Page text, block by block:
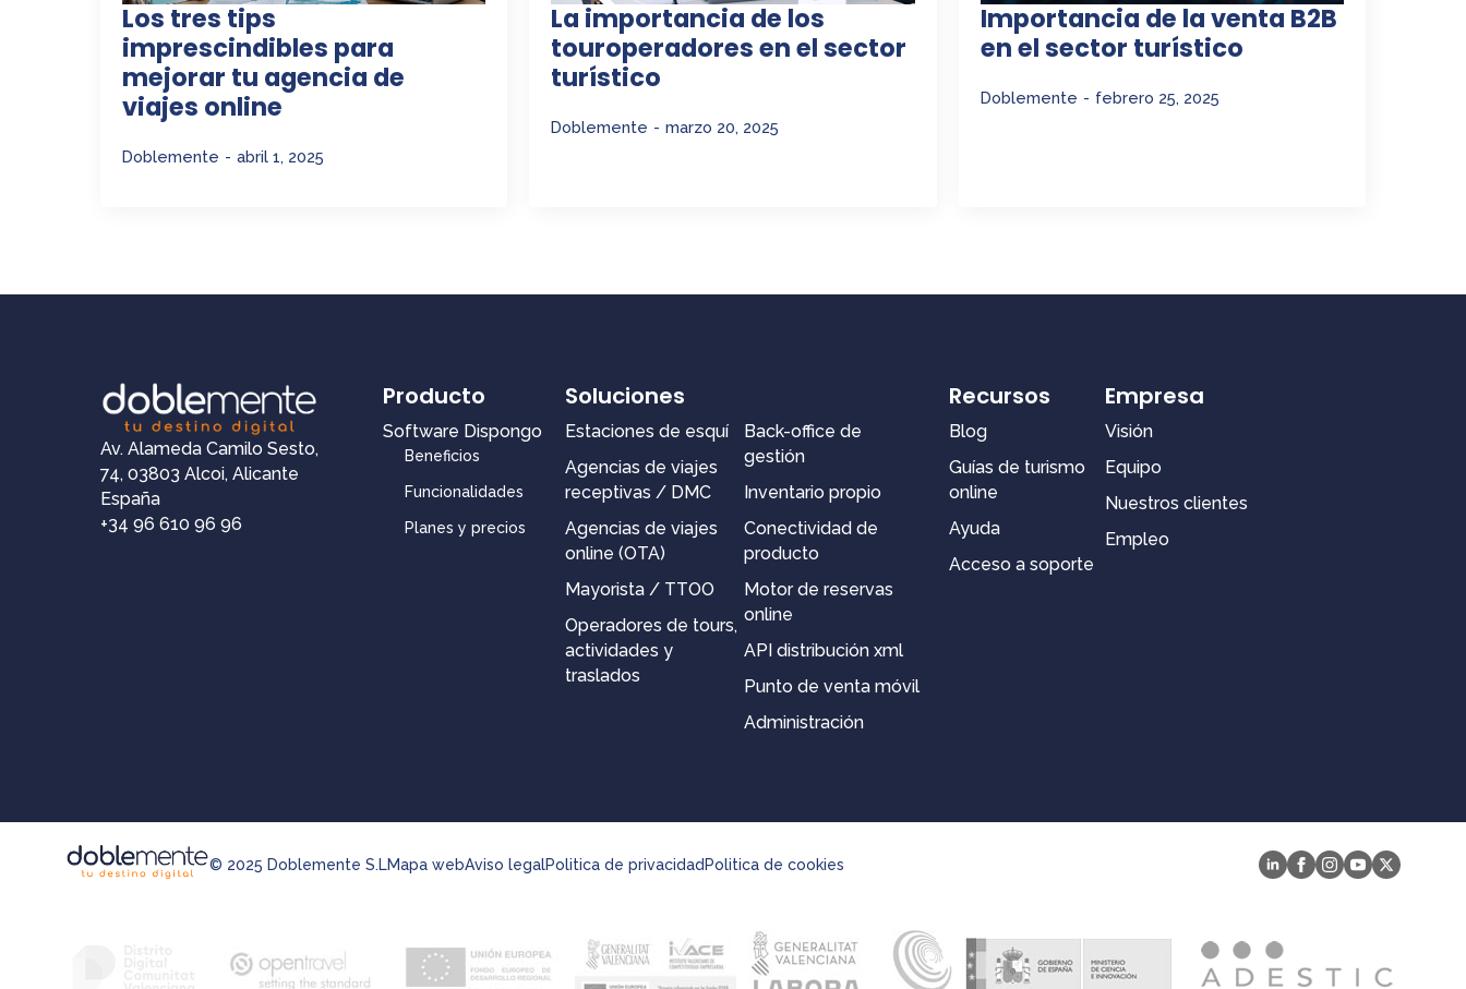
Los tres tips
imprescindibles para
mejorar tu agencia de
viajes online
Doblemente abril 1, 2025
La importancia de los
touroperadores en el sector
turístico
Doblemente marzo 20, 2025
Importancia de la venta B2B
en el sector turístico
Doblemente febrero 25, 2025
Av. Alameda Camilo Sesto,
74, 03803 Alcoi, Alicante
España
+34 96 610 96 96
Producto
Software Dispongo
Beneficios
Funcionalidades
Planes y precios
Soluciones
Estaciones de esquí
Agencias de viajes
receptivas / DMC
Agencias de viajes
online (OTA)
Mayorista / TTOO
Operadores de tours,
actividades y
traslados
Back-office de
gestión
Inventario propio
Conectividad de
producto
Motor de reservas
online
API distribución xml
Punto de venta móvil
Administración
Recursos
Blog
Guías de turismo
online
Ayuda
Acceso a soporte
Empresa
Visión
Equipo
Nuestros clientes
Empleo
© 2025 Doblemente S.LMapa webAviso legalPolitica de privacidad Politica de cookies